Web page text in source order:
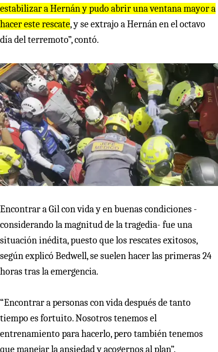
estabilizar a Hernán y pudo abrir una ventana mayor a
hacer este rescate, y se extrajo a Hernán en el octavo
día del terremoto”, contó.
Encontrar a Gil con vida y en buenas condiciones -
considerando la magnitud de la tragedia- fue una
situación inédita, puesto que los rescates exitosos,
según explicó Bedwell, se suelen hacer las primeras 24
horas tras la emergencia.
“Encontrar a personas con vida después de tanto
tiempo es fortuito. Nosotros tenemos el
entrenamiento para hacerlo, pero también tenemos
que manejar la ansiedad y acogernos al plan”.